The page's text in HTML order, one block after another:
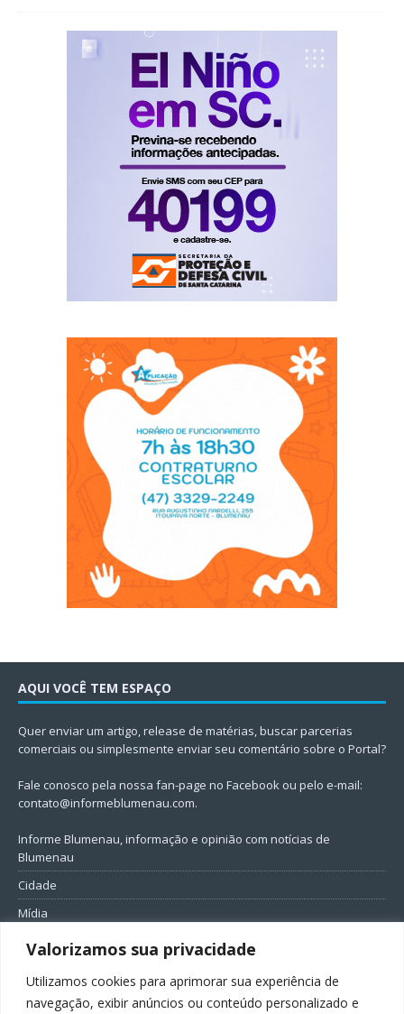
Valorizamos sua privacidade
Utilizamos cookies para aprimorar sua experiência de
navegação, exibir anúncios ou conteúdo personalizado e
AQUI VOCÊ TEM ESPAÇO
Quer enviar um artigo, release de matérias, buscar parcerias
comerciais ou simplesmente enviar seu comentário sobre o Portal?
Fale conosco pela nossa fan-page no Facebook ou pelo e-mail:
contato@informeblumenau.com.
Informe Blumenau, informação e opinião com notícias de
Blumenau
Cidade
Mídia
Entretenimento
Política